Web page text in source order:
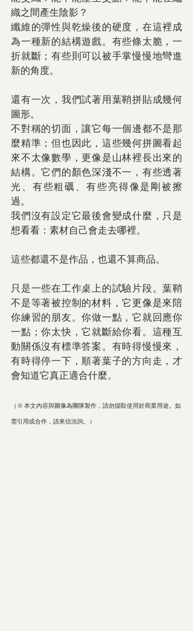
織之間產生陰影？
纖維的彈性與乾燥後的硬度，在這裡成
為一種新的結構遊戲。有些條太脆，一
折就斷；有些則可以被手掌慢慢地彎進
新的角度。
還有一次，我們試著用葉鞘拼貼成幾何
圖形。
不對稱的切面，讓它每一個邊都不是那
麼精準；但也因此，這些幾何拼圖看起
來不太像數學，更像是山林裡長出來的
結構。它們的顏色深淺不一，有些透著
光、有些粗礪、有些亮得像是剛被擦
過。
我們沒有設定它最後會變成什麼，只是
想看看：素材自己會走去哪裡。
這些都還不是作品，也還不算商品。
只是一些在工作桌上的試驗片段。葉鞘
不是等著被控制的材料，它更像是來陪
你練習的朋友。你做一點，它就回應你
一點；你太快，它就斷給你看。這種互
動關係沒有標準答案。有時得慢慢來，
有時得停一下，順著葉子的方向走，才
會知道它真正適合什麼。
（※ 本文內容與圖像為團隊製作，請勿擷取使用於商業用途。如
需引用或合作，請來信洽詢。）